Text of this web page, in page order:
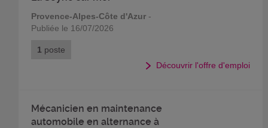
Provence-Alpes-Côte d'Azur-
Publiée le 16/07/2026
1 poste
Découvrir l'offre d'emploi
Mécanicien en maintenance
automobile en alternance à